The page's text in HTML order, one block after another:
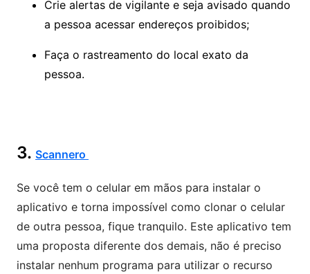
Crie alertas de vigilante e seja avisado quando
a pessoa acessar endereços proibidos;
Faça o rastreamento do local exato da
pessoa.
3. Scannero
Se você tem o celular em mãos para instalar o
aplicativo e torna impossível como clonar o celular
de outra pessoa, fique tranquilo. Este aplicativo tem
uma proposta diferente dos demais, não é preciso
instalar nenhum programa para utilizar o recurso